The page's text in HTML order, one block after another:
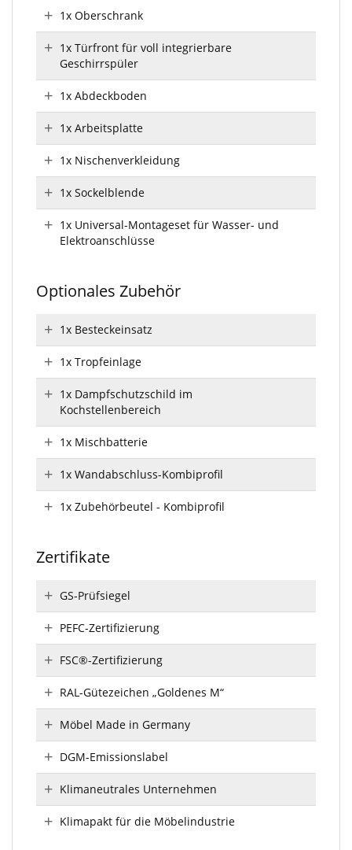
1x Oberschrank
1x Türfront für voll integrierbare
Geschirrspüler
1x Abdeckboden
1x Arbeitsplatte
1x Nischenverkleidung
1x Sockelblende
1x Universal-Montageset für Wasser- und
Elektroanschlüsse
Optionales Zubehör
1x Besteckeinsatz
1x Tropfeinlage
1x Dampfschutzschild im
Kochstellenbereich
1x Mischbatterie
1x Wandabschluss-Kombiprofil
1x Zubehörbeutel - Kombiprofil
Zertifikate
GS-Prüfsiegel
PEFC-Zertifizierung
FSC®-Zertifizierung
RAL-Gütezeichen „Goldenes M“
Möbel Made in Germany
DGM-Emissionslabel
Klimaneutrales Unternehmen
Klimapakt für die Möbelindustrie